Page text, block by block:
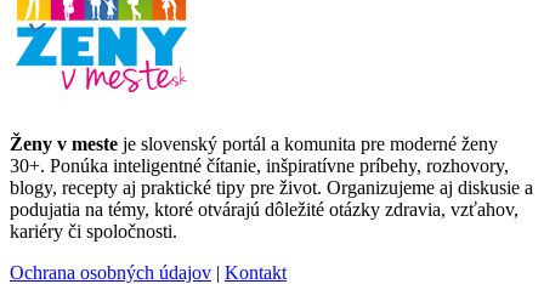
Ženy v meste je slovenský portál a komunita pre moderné ženy
30+. Ponúka inteligentné čítanie, inšpiratívne príbehy, rozhovory,
blogy, recepty aj praktické tipy pre život. Organizujeme aj diskusie a
podujatia na témy, ktoré otvárajú dôležité otázky zdravia, vzťahov,
kariéry či spoločnosti.
Ochrana osobných údajov | Kontakt